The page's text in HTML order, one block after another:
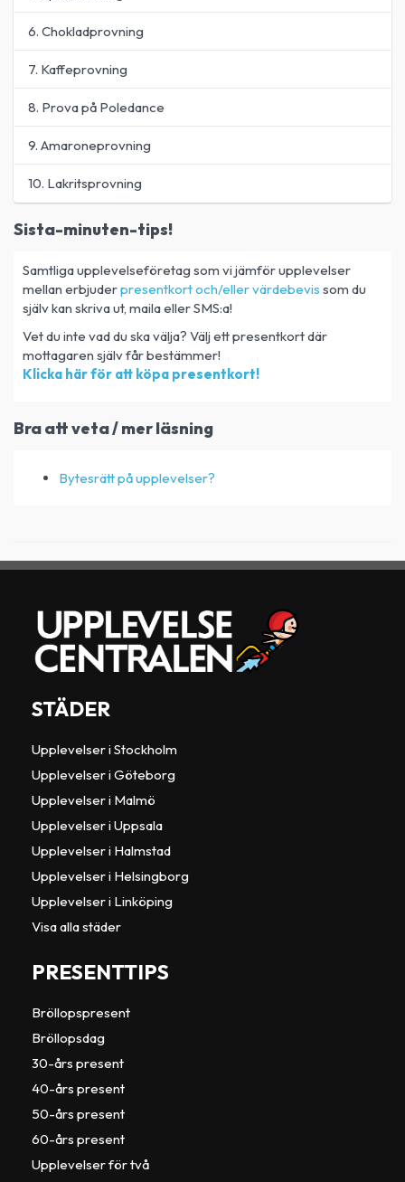
6. Chokladprovning
7. Kaffeprovning
8. Prova på Poledance
9. Amaroneprovning
10. Lakritsprovning
Sista-minuten-tips!
Samtliga upplevelseföretag som vi jämför upplevelser
mellan erbjuderpresentkort och/eller värdebevis som du
själv kan skriva ut, maila eller SMS:a!
Vet du inte vad du ska välja? Välj ett presentkort där
mottagaren själv får bestämmer!
Klicka här för att köpa presentkort!
Bra att veta / mer läsning
Bytesrätt på upplevelser?
STÄDER
Upplevelser i Stockholm
Upplevelser i Göteborg
Upplevelser i Malmö
Upplevelser i Uppsala
Upplevelser i Halmstad
Upplevelser i Helsingborg
Upplevelser i Linköping
Visa alla städer
PRESENTTIPS
Bröllopspresent
Bröllopsdag
30-års present
40-års present
50-års present
60-års present
Upplevelser för två